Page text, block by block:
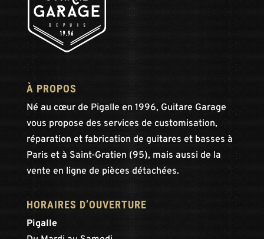
À PROPOS
Né au cœur de Pigalle en 1996, Guitare Garage
vous propose des services de customisation,
réparation et fabrication de guitares et basses à
Paris et à Saint-Gratien (95), mais aussi de la
vente en ligne de pièces détachées.
HORAIRES D’OUVERTURE
Pigalle